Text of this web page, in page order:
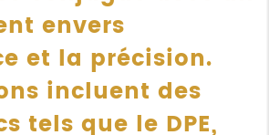
envers
et la précision.
incluent des
tels que le DPE,